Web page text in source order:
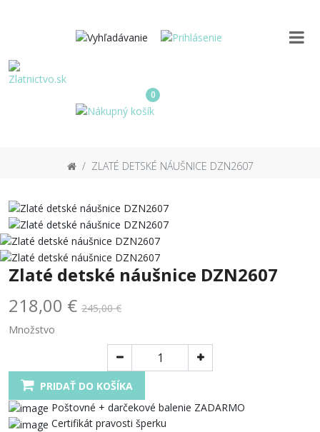
0
ZLATÉ DETSKÉ NÁUŠNICE DZN2607
Zlaté detské náušnice DZN2607
218,00 € 245,00 €
Množstvo
PRIDAŤ DO KOŠÍKA
Poštovné + darčekové balenie ZADARMO
Certifikát pravosti šperku